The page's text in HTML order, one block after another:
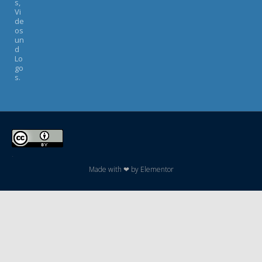
s,
Vi
de
os
un
d
Lo
go
s.
.
Made with ❤ by Elementor